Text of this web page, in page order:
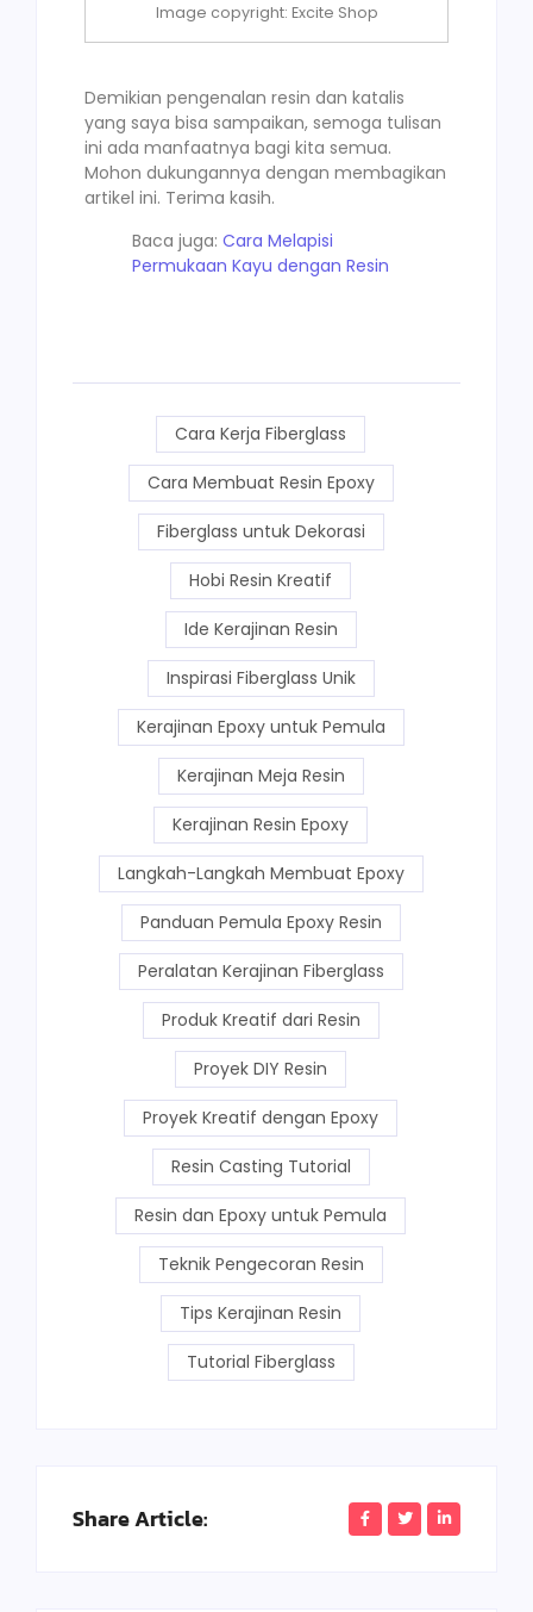
Image copyright: Excite Shop
Demikian pengenalan resin dan katalis
yang saya bisa sampaikan, semoga tulisan
ini ada manfaatnya bagi kita semua.
Mohon dukungannya dengan membagikan
artikel ini. Terima kasih.
Baca juga: Cara Melapisi
Permukaan Kayu dengan Resin
Cara Kerja Fiberglass
Cara Membuat Resin Epoxy
Fiberglass untuk Dekorasi
Hobi Resin Kreatif
Ide Kerajinan Resin
Inspirasi Fiberglass Unik
Kerajinan Epoxy untuk Pemula
Kerajinan Meja Resin
Kerajinan Resin Epoxy
Langkah-Langkah Membuat Epoxy
Panduan Pemula Epoxy Resin
Peralatan Kerajinan Fiberglass
Produk Kreatif dari Resin
Proyek DIY Resin
Proyek Kreatif dengan Epoxy
Resin Casting Tutorial
Resin dan Epoxy untuk Pemula
Teknik Pengecoran Resin
Tips Kerajinan Resin
Tutorial Fiberglass
Share Article: